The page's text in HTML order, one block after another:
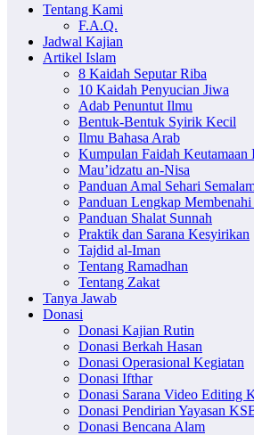
Tentang Kami
F.A.Q.
Jadwal Kajian
Artikel Islam
8 Kaidah Seputar Riba
10 Kaidah Penyucian Jiwa
Adab Penuntut Ilmu
Bentuk-Bentuk Syirik Kecil
Ilmu Bahasa Arab
Kumpulan Faidah Keutamaan
Mau’idzatu an-Nisa
Panduan Amal Sehari
Panduan Lengkap
Panduan Shalat Sunnah
Praktik dan Sarana Kesyirikan
Tajdid al-Iman
Tentang Ramadhan
Tentang Zakat
Tanya Jawab
Donasi
Donasi Kajian Rutin
Donasi Berkah Hasan
Donasi Operasional Kegiatan
Donasi Ifthar
Donasi Sarana Video Editing
Donasi Pendirian Yayasan
Donasi Bencana Alam